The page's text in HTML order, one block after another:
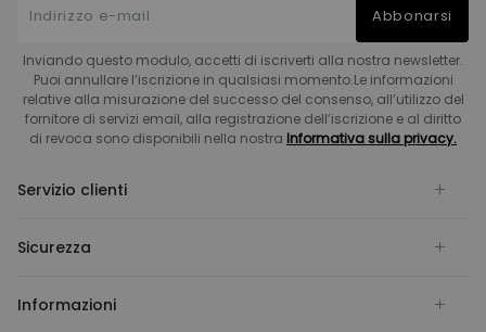
Abbonarsi
Inviando questo modulo, accetti di iscriverti alla nostra newsletter.
Puoi annullare l’iscrizione in qualsiasi momento.Le informazioni
relative alla misurazione del successo del consenso, all’utilizzo del
fornitore di servizi email, alla registrazione dell’iscrizione e al diritto
di revoca sono disponibili nella nostra Informativa sulla privacy.
Servizio clienti
Sicurezza
Informazioni